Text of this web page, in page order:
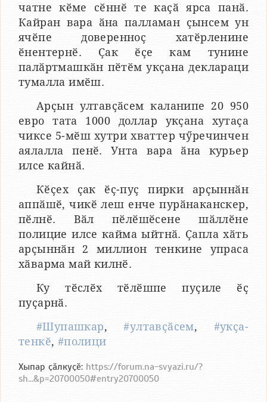
чатне кӗме сӗннӗ те каҫӑ ярса панӑ.
Кайран вара ӑна палламан ҫынсем ун
ячӗпе доверенноҫ хатӗрленине
ӗнентернӗ. Ҫак ӗҫе кам тунине
палӑртмашкӑн пӗтӗм укҫана деклараци
тумалла имӗш.
Арҫын ултавҫӑсем каланипе 20 950
евро тата 1000 доллар укҫана хутаҫа
чиксе 5-мӗш хутри хваттер чӳречинчен
аялалла пенӗ. Унта вара ӑна курьер
илсе кайнӑ.
Кӗҫех ҫак ӗҫ-пуҫ пирки арҫыннӑн
аппӑшӗ, чикӗ леш енче пурӑнаканскер,
пӗлнӗ. Вӑл пӗлӗшӗсене шӑллӗне
полицие илсе кайма ыйтнӑ. Ҫапла хӑть
арҫыннӑн 2 миллион тенкине упраса
хӑварма май килнӗ.
Ку тӗслӗх тӗлӗшпе пуҫиле ӗҫ
пуҫарнӑ.
#Шупашкар,#ултавҫӑсем, #укҫа-
тенкӗ, #полици
Хыпар ҫӑлкуҫӗ: https://forum.na-svyazi.ru/?
sh...&p=20700050#entry20700050